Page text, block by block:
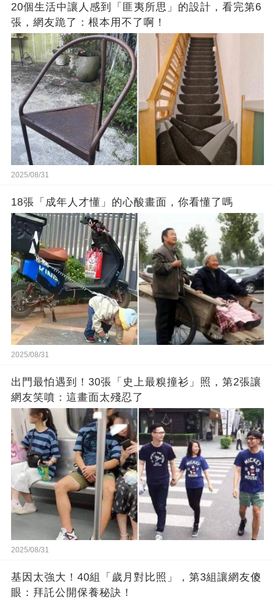
20個生活中讓人感到「匪夷所思」的設計，看完第6
張，網友跪了：根本用不了啊！
2025/08/31
18張「成年人才懂」的心酸畫面，你看懂了嗎
2025/08/31
出門最怕遇到！30張「史上最糗撞衫」照，第2張讓
網友笑噴：這畫面太殘忍了
2025/08/31
基因太強大！40組「歲月對比照」，第3組讓網友傻
眼：拜託公開保養秘訣！